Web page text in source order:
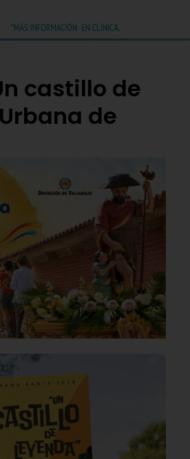
castillo de
de